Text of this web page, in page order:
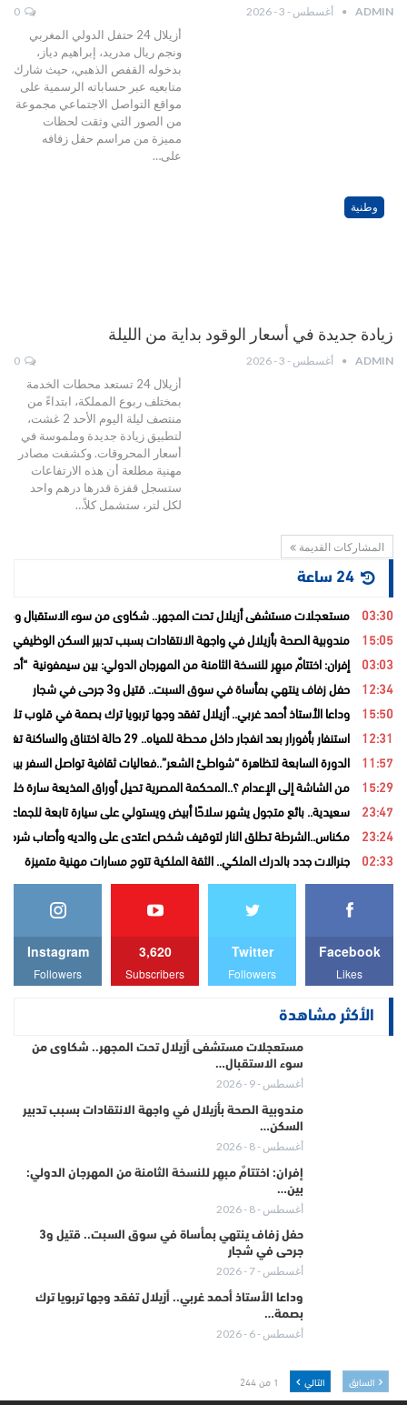
ADMIN أغسطس - 3 - 2026
أزيلال 24 حتفل الدولي المغربي
ونجم ريال مدريد، إبراهيم دياز،
بدخوله القفص الذهبي، حيث شارك
متابعيه عبر حساباته الرسمية على
مواقع التواصل الاجتماعي مجموعة
من الصور التي وثقت لحظات
مميزة من مراسم حفل زفافه
على…
وطنية
زيادة جديدة في أسعار الوقود بداية من الليلة
ADMIN أغسطس - 3 - 2026
أزيلال 24 تستعد محطات الخدمة
بمختلف ربوع المملكة، ابتداءً من
منتصف ليلة اليوم الأحد 2 غشت،
لتطبيق زيادة جديدة وملموسة في
أسعار المحروقات. وكشفت مصادر
مهنية مطلعة أن هذه الارتفاعات
ستسجل قفزة قدرها درهم واحد
لكل لتر، ستشمل كلاً…
المشاركات القديمة
03:30 مستعجلات مستشفى أزيلال تحت المجهر.. شكاوى من سوء الاستقبال
15:05 مندوبية الصحة بأزيلال في واجهة الانتقادات بسبب تدبير السكن
03:03 إفران: اختتامٌ مبهِر للنسخة الثامنة من المهرجان الدولي: بين سيمفونية
12:34 حفل زفاف ينتهي بمأساة في سوق السبت.. قتيل و3 جرحى في شجار
15:50 وداعا الأستاذ أحمد غربي.. أزيلال تفقد وجها تربويا ترك بصمة في قلوب
12:31 استنفار بأفورار بعد انفجار داخل محطة للمياه.. 29 حالة اختناق والساكنة تغادر منازلها خوفاً من الغاز
11:57 الدورة السابعة لتظاهرة “شواطئ الشعر”..فعاليات ثقافية تواصل السفر بين
15:29 من الشاشة إلى الإعدام ؟..المحكمة المصرية تحيل أوراق المذيعة سارة
23:47 سعيدية.. بائع متجول يشهر سلاحًا أبيض ويستولي على سيارة تابعة للجماعة
23:24 مكناس..الشرطة تطلق النار لتوقيف شخص اعتدى على والديه وأصاب شرطيا
02:33 جنرالات جدد بالدرك الملكي.. الثقة الملكية تتوج مسارات مهنية متميزة
Facebook
Likes
Twitter
Followers
3,620
Subscribers
Instagram
Followers
الأكثر مشاهدة
مستعجلات مستشفى أزيلال تحت المجهر.. شكاوى من
سوء الاستقبال…
أغسطس - 9 - 2026
مندوبية الصحة بأزيلال في واجهة الانتقادات بسبب تدبير
السكن…
أغسطس - 8 - 2026
إفران: اختتامٌ مبهِر للنسخة الثامنة من المهرجان الدولي:
بين…
أغسطس - 8 - 2026
حفل زفاف ينتهي بمأساة في سوق السبت.. قتيل و3
جرحى في شجار
أغسطس - 7 - 2026
وداعا الأستاذ أحمد غربي.. أزيلال تفقد وجها تربويا ترك
بصمة…
أغسطس - 6 - 2026
السابق التالي 1 من 244